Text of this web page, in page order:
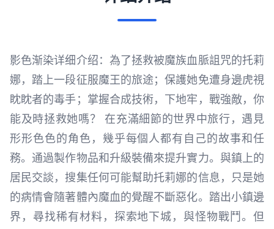
影色渐染详细介绍：為了拯救被魔族血脈詛咒的托莉
娜，踏上一段征服魔王的旅途；保護她免遭身邊虎視
眈眈者的毒手；掌握合成技術，下地牢，戰強敵，你
能及時拯救她嗎？ 在充滿細節的世界中旅行，遇見
形形色色的角色，幾乎每個人都有自己的故事和任
務。通過製作物品和升級裝備來提升實力。與鎮上的
居民交談，搜集任何可能幫助托莉娜的信息，只是她
的病情會隨著體內魔血的覺醒不斷惡化。踏出小鎮邊
界，尋找稀有材料，探索地下城，與怪物戰鬥。但